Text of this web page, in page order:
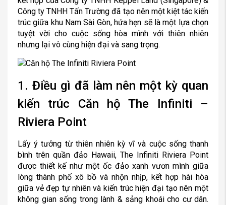
Công ty TNHH Tấn Trường đã tạo nên một kiệt tác kiến
trúc giữa khu Nam Sài Gòn, hứa hẹn sẽ là một lựa chọn
tuyệt vời cho cuộc sống hòa mình với thiên nhiên
nhưng lại vô cùng hiện đại và sang trọng.
1. Điều gì đã làm nên một kỳ quan
kiến trúc Căn hộ The Infiniti –
Riviera Point
Lấy ý tưởng từ thiên nhiên kỳ vĩ và cuộc sống thanh
bình trên quần đảo Hawaii, The Infiniti Riviera Point
được thiết kế như một ốc đảo xanh vươn mình giữa
lòng thành phố xô bồ và nhộn nhịp, kết hợp hài hòa
giữa vẻ đẹp tự nhiên và kiến trúc hiện đại tạo nên một
không gian sống trong lành & sảng khoái cho cư dân.